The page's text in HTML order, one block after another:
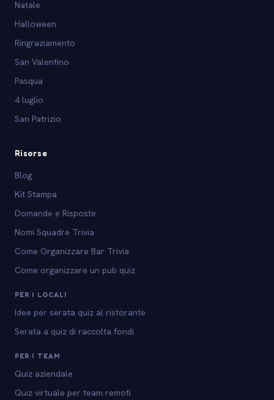
Natale
Halloween
Ringraziamento
San Valentino
Pasqua
4 luglio
San Patrizio
Risorse
Blog
Kit Stampa
Domande e Risposte
Nomi Squadre Trivia
Come Organizzare Bar Trivia
Come organizzare un pub quiz
PER I LOCALI
Idee per serata quiz al ristorante
Serata a quiz di raccolta fondi
PER I TEAM
Quiz aziendale
Quiz virtuale per team remoti